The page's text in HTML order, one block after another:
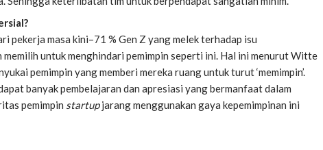
pekerja masa kini–71 % Gen Z yang melek terhadap isu
untuk menghindari pemimpin seperti ini. Hal ini menurutWitte
pemimpin yang memberi mereka ruang untuk turut ‘memimpin’.
banyak pembelajaran dan apresiasi yang bermanfaat dalam
pemimpin startupjarang menggunakan gaya kepemimpinan ini